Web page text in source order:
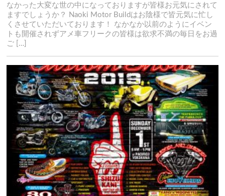
なかった大変な世の中になっておりますが皆様お元気にされて
ますでしょうか？ Naoki Motor Buildはお陰様で皆元気に忙し
くさせていただいております！ なかなか以前のようにイベン
トも開催されずアメ車フリークの皆様は欲求不満の毎日をお過
ご […]